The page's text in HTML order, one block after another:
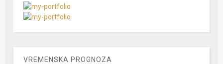
VREMENSKA PROGNOZA